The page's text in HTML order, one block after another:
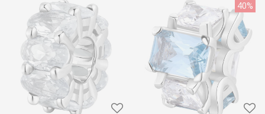
40%